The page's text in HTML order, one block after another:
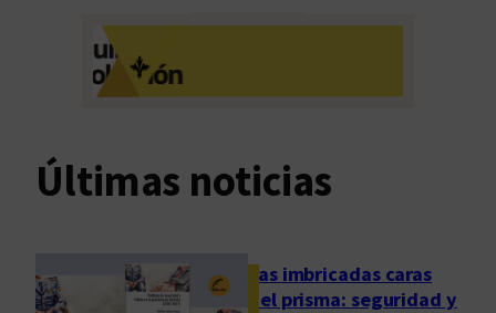
a
,
u
c
s
v
o
t
i
a
Últimas noticias
Las imbricadas caras
del prisma: seguridad y